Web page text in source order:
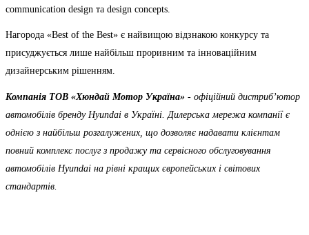
communication design та design concepts.
Нагорода «Best of the Best» є найвищою відзнакою конкурсу та
присуджується лише найбільш проривним та інноваційним
дизайнерським рішенням.
Компанія ТOВ «Хюндай Мотор Україна» - офіційний дистриб’ютор
автомобілів бренду Hyundai в Україні. Дилерська мережа компанії є
однією з найбільш розгалужених, що дозволяє надавати клієнтам
повний комплекс послуг з продажу та сервісного обслуговування
автомобілів Hyundai на рівні кращих європейських і світових
стандартів.